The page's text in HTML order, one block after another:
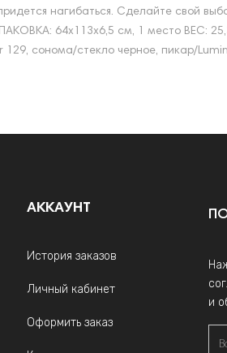
нагибаться. Сделайте свой
64х113х6,5 см, 1 место ВЕС:
129, сонома/стекло черное, пикар/
АККАУНТ
История заказов
Личный кабинет
Оформить заказ
и